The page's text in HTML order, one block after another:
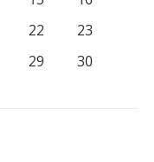
22
23
29
30